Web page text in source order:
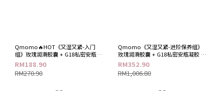
Qmomo🔥HOT《又湿又紧-入门
组》玫瑰润滑胶囊 + G18私密安瓶凝
胶
RM188.90
RM270.90
Qmomo《又湿又紧-进阶保养组》
玫瑰润滑胶囊 + G18私密安瓶凝胶 +
私密保养喷雾
RM352.90
RM1,006.80